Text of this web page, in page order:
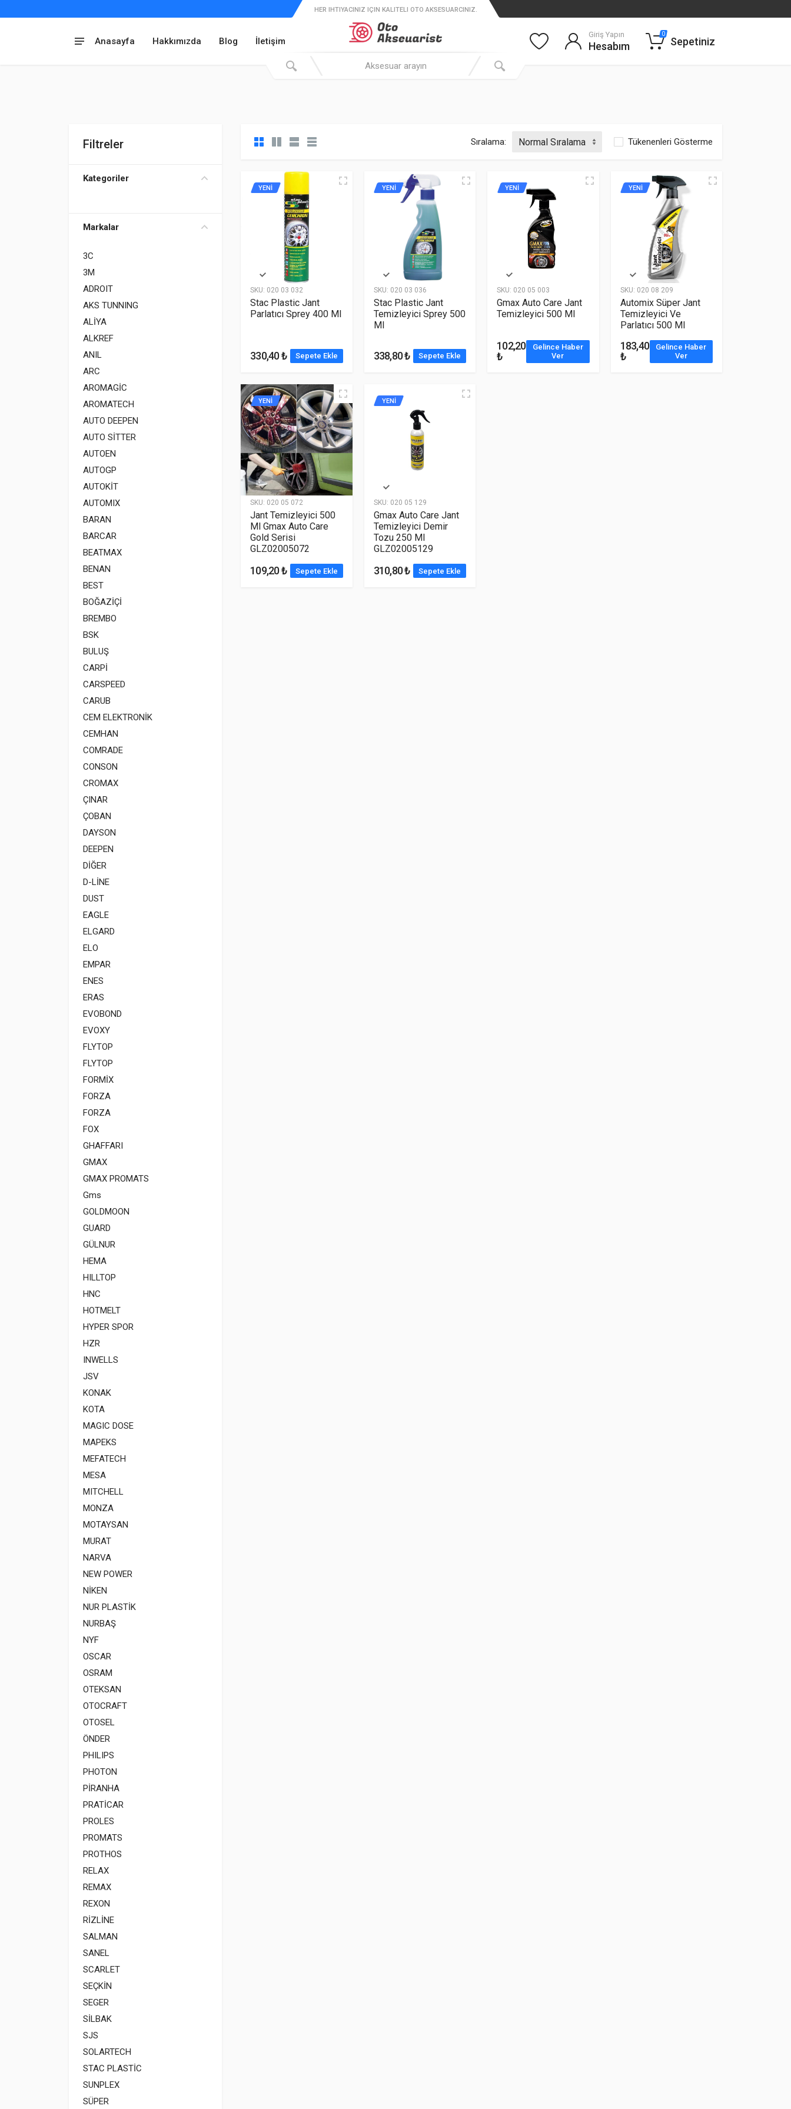
Anasayfa Hakkımızda Blog İletişim
HER IHTIYACINIZ IÇIN KALITELI OTO AKSESUARCINIZ.
Giriş Yapın
Hesabım
0
Sepetiniz
Filtreler
Kategoriler
Markalar
3C
3M
ADROIT
AKS TUNNING
ALİYA
ALKREF
ANIL
ARC
AROMAGİC
AROMATECH
AUTO DEEPEN
AUTO SİTTER
AUTOEN
AUTOGP
AUTOKİT
AUTOMIX
BARAN
BARCAR
BEATMAX
BENAN
BEST
BOĞAZİÇİ
BREMBO
BSK
BULUŞ
CARPİ
CARSPEED
CARUB
CEM ELEKTRONİK
CEMHAN
COMRADE
CONSON
CROMAX
ÇINAR
ÇOBAN
DAYSON
DEEPEN
DİĞER
D-LİNE
DUST
EAGLE
ELGARD
ELO
EMPAR
ENES
ERAS
EVOBOND
EVOXY
FLYTOP
FLYTOP
FORMİX
FORZA
FORZA
FOX
GHAFFARI
GMAX
GMAX PROMATS
Gms
GOLDMOON
GUARD
GÜLNUR
HEMA
HILLTOP
HNC
HOTMELT
HYPER SPOR
HZR
INWELLS
JSV
KONAK
KOTA
MAGIC DOSE
MAPEKS
MEFATECH
MESA
MITCHELL
MONZA
MOTAYSAN
MURAT
NARVA
NEW POWER
NİKEN
NUR PLASTİK
NURBAŞ
NYF
OSCAR
OSRAM
OTEKSAN
OTOCRAFT
OTOSEL
ÖNDER
PHILIPS
PHOTON
PİRANHA
PRATİCAR
PROLES
PROMATS
PROTHOS
RELAX
REMAX
REXON
RİZLİNE
SALMAN
SANEL
SCARLET
SEÇKİN
SEGER
SİLBAK
SJS
SOLARTECH
STAC PLASTİC
SUNPLEX
SÜPER
Sıralama: Tükenenleri Gösterme
SKU: 020 03 032
YENİ
Stac Plastic Jant
Parlatıcı Sprey 400 Ml
330,40 ₺ Sepete Ekle
SKU: 020 03 036
YENİ
Stac Plastic Jant
Temizleyici Sprey 500
Ml
338,80 ₺ Sepete Ekle
SKU: 020 05 003
YENİ
Gmax Auto Care Jant
Temizleyici 500 Ml
102,20
₺
Gelince Haber
Ver
SKU: 020 08 209
YENİ
Automix Süper Jant
Temizleyici Ve
Parlatıcı 500 Ml
183,40
₺
Gelince Haber
Ver
SKU: 020 05 072
YENİ
Jant Temizleyici 500
Ml Gmax Auto Care
Gold Serisi
GLZ02005072
109,20 ₺ Sepete Ekle
SKU: 020 05 129
YENİ
Gmax Auto Care Jant
Temizleyici Demir
Tozu 250 Ml
GLZ02005129
310,80 ₺ Sepete Ekle